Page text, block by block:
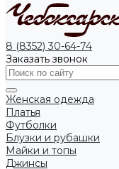
8 (8352) 30-64-74
Заказать звонок
Женская одежда
Платья
Футболки
Блузки и рубашки
Майки и топы
Джинсы